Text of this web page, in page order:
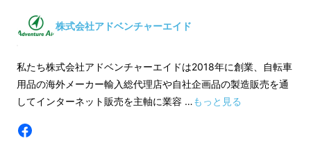
きな物だったりと、サイクルキャリアは使い勝
手に優れたものとは程遠い存在でした。
株式会社アドベンチャーエイド
私たち株式会社アドベンチャーエイドは2018年に創業、自転車
用品の海外メーカー輸入総代理店や自社企画品の製造販売を通
してインターネット販売を主軸に業容 …もっと見る